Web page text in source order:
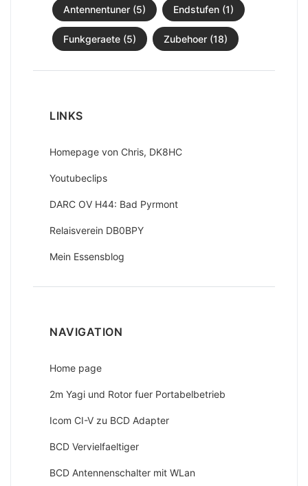
Antennentuner (5) Endstufen (1)
Funkgeraete (5) Zubehoer (18)
LINKS
Homepage von Chris, DK8HC
Youtubeclips
DARC OV H44: Bad Pyrmont
Relaisverein DB0BPY
Mein Essensblog
NAVIGATION
Home page
2m Yagi und Rotor fuer Portabelbetrieb
Icom CI-V zu BCD Adapter
BCD Vervielfaeltiger
BCD Antennenschalter mit WLan